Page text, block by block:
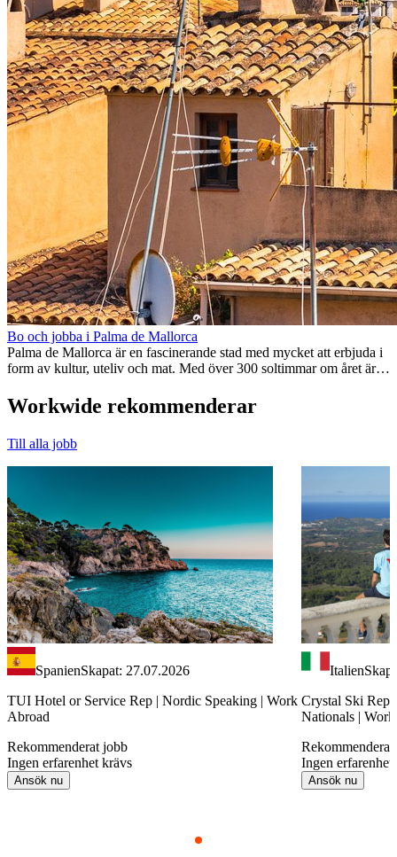
Bo och jobba i Palma de Mallorca
Palma de Mallorca är en fascinerande stad med mycket att erbjuda i
form av kultur, uteliv och mat. Med över 300 soltimmar om året är
Workwide rekommenderar
Till alla jobb
SpanienSkapat: 27.07.2026
TUI Hotel or Service Rep | Nordic Speaking | Work
Abroad
Rekommenderat jobb
Ingen erfarenhet krävs
Ansök nu
Italien
Crystal Ski Rep
Nationals |
Ingen erfarenhet
Ansök nu